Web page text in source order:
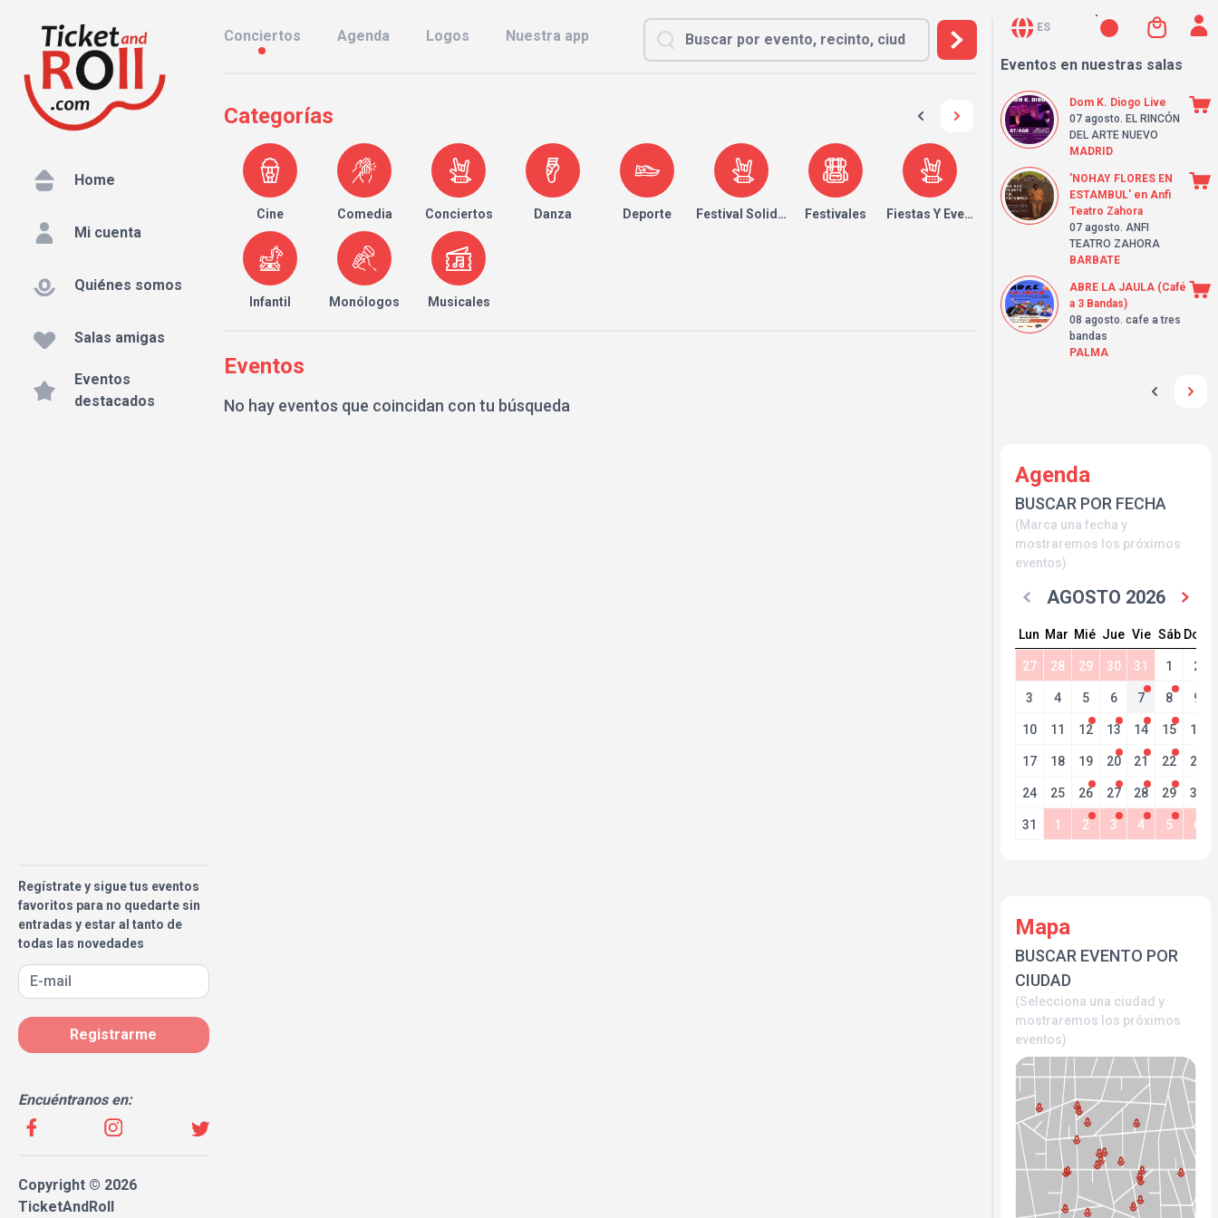
Home
Mi cuenta
Quiénes somos
Salas amigas
Eventos
destacados
Regístrate y sigue tus eventos
favoritos para no quedarte sin
entradas y estar al tanto de
todas las novedades
Registrarme
Encuéntranos en:
Copyright © 2026
TicketAndRoll
Conciertos Agenda Logos Nuestra app
Categorías
Cine Comedia Conciertos Danza Deporte Festival Solidario Festivales Fiestas Y Eventos
Infantil Monólogos Musicales
Eventos
No hay eventos que coincidan con tu búsqueda
ES
Eventos en nuestras salas
Dom K. Diogo Live
07 agosto. EL RINCÓN
DEL ARTE NUEVO
MADRID
'NOHAY FLORES EN
ESTAMBUL' en Anfi
Teatro Zahora
07 agosto. ANFI
TEATRO ZAHORA
BARBATE
ABRE LA JAULA (Café
a 3 Bandas)
08 agosto. cafe a tres
bandas
PALMA
Agenda
BUSCAR POR FECHA
(Marca una fecha y
mostraremos los próximos
eventos)
AGOSTO 2026
Lun Mar Mié Jue Vie Sáb Dom
27 28 29 30 31 1 2
3 4 5 6 7 8 9
10 11 12 13 14 15 16
17 18 19 20 21 22 23
24 25 26 27 28 29 30
31 1 2 3 4 5 6
Mapa
BUSCAR EVENTO POR
CIUDAD
(Selecciona una ciudad y
mostraremos los próximos
eventos)